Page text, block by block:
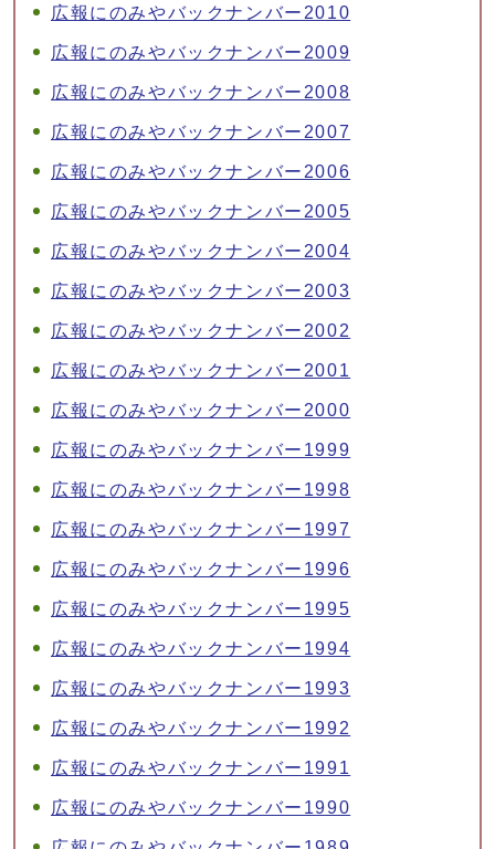
広報にのみやバックナンバー2010
広報にのみやバックナンバー2009
広報にのみやバックナンバー2008
広報にのみやバックナンバー2007
広報にのみやバックナンバー2006
広報にのみやバックナンバー2005
広報にのみやバックナンバー2004
広報にのみやバックナンバー2003
広報にのみやバックナンバー2002
広報にのみやバックナンバー2001
広報にのみやバックナンバー2000
広報にのみやバックナンバー1999
広報にのみやバックナンバー1998
広報にのみやバックナンバー1997
広報にのみやバックナンバー1996
広報にのみやバックナンバー1995
広報にのみやバックナンバー1994
広報にのみやバックナンバー1993
広報にのみやバックナンバー1992
広報にのみやバックナンバー1991
広報にのみやバックナンバー1990